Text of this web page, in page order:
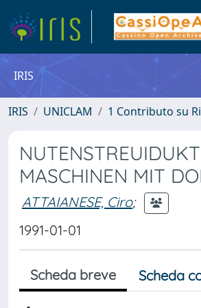
IRIS
IRIS UNICLAM 1 Contributo su
MASCHINEN MIT
ATTAIANESE, Ciro;
1991-01-01
Scheda breve Scheda